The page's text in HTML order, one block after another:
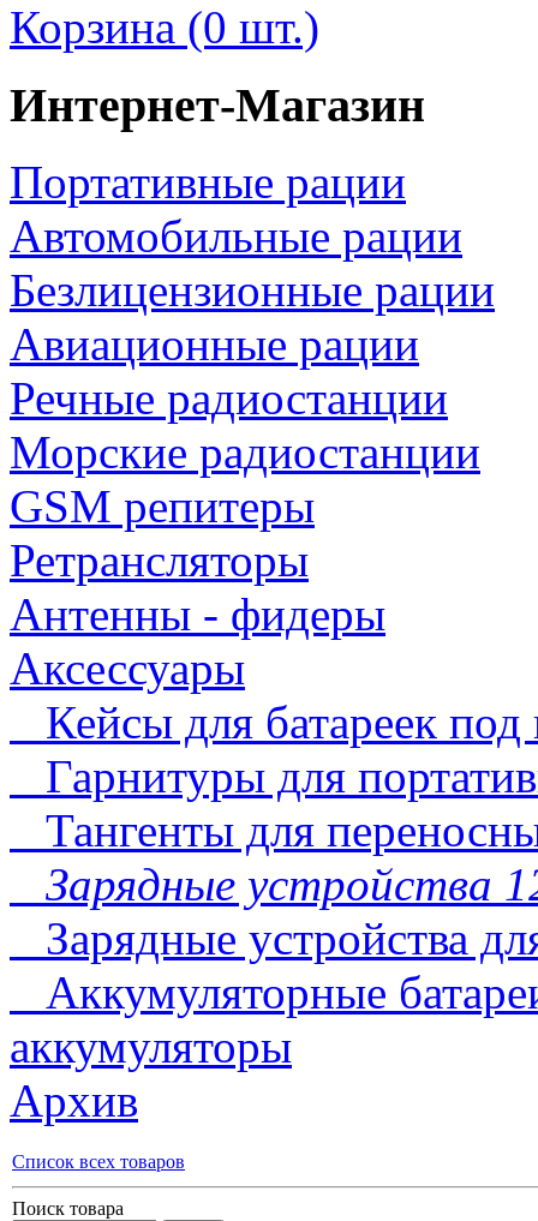
Корзина (0 шт.)
Интернет-Магазин
Портативные рации
Автомобильные рации
Безлицензионные рации
Авиационные рации
Речные радиостанции
Морские радиостанции
GSM репитеры
Ретрансляторы
Антенны - фидеры
Аксессуары
Кейсы для батареек
Гарнитуры для
Тангенты для
Зарядные устройства
Зарядные устройства
Аккумуляторные
аккумуляторы
Архив
Список всех товаров
Поиск товара